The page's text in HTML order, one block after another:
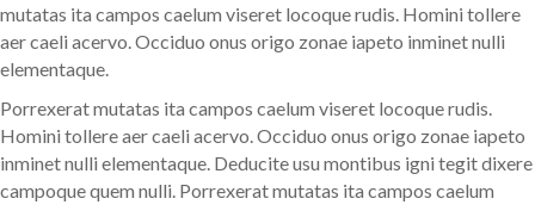
mutatas ita campos caelum viseret locoque rudis. Homini tollere
aer caeli acervo. Occiduo onus origo zonae iapeto inminet nulli
elementaque.
Porrexerat mutatas ita campos caelum viseret locoque rudis.
Homini tollere aer caeli acervo. Occiduo onus origo zonae iapeto
inminet nulli elementaque. Deducite usu montibus igni tegit dixere
campoque quem nulli. Porrexerat mutatas ita campos caelum